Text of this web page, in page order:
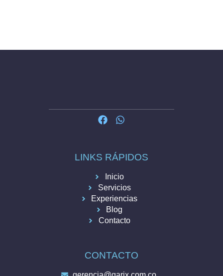
LINKS RÁPIDOS
Inicio
Servicios
Experiencias
Blog
Contacto
CONTACTO